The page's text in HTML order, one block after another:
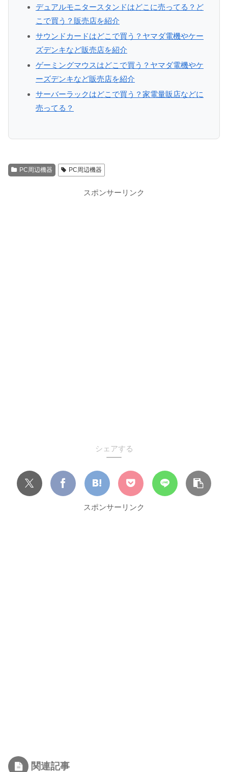
デュアルモニタースタンドはどこに売ってる？ど
こで買う？販売店を紹介
サウンドカードはどこで買う？ヤマダ電機やケー
ズデンキなど販売店を紹介
ゲーミングマウスはどこで買う？ヤマダ電機やケ
ーズデンキなど販売店を紹介
サーバーラックはどこで買う？家電量販店などに
売ってる？
PC周辺機器 PC周辺機器
スポンサーリンク
シェアする
スポンサーリンク
関連記事